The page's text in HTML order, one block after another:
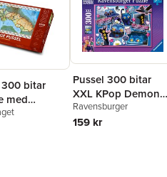
300 bitar
med
Pussel 300 bitar
XXL KPop Demon
Hunters Derpy &
Sussie
Ravensburger
159 kr